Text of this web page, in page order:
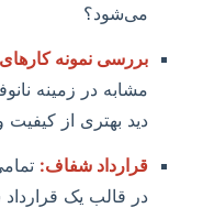
می‌شود؟
بررسی نمونه
مشابه در زمینه
دید بهتری از
قرارداد شفاف:
در قالب یک